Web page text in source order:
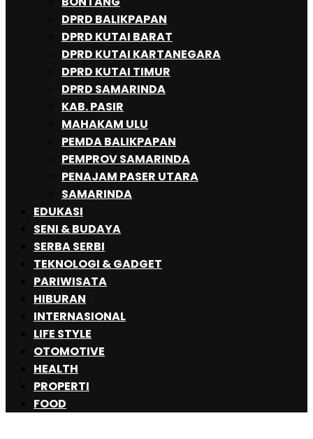
DPRD BALIKPAPAN
DPRD KUTAI BARAT
DPRD KUTAI KARTANEGARA
DPRD KUTAI TIMUR
DPRD SAMARINDA
KAB. PASIR
MAHAKAM ULU
PEMDA BALIKPAPAN
PEMPROV SAMARINDA
PENAJAM PASER UTARA
SAMARINDA
EDUKASI
SENI & BUDAYA
SERBA SERBI
TEKNOLOGI & GADGET
PARIWISATA
HIBURAN
INTERNASIONAL
LIFE STYLE
OTOMOTIVE
HEALTH
PROPERTI
FOOD